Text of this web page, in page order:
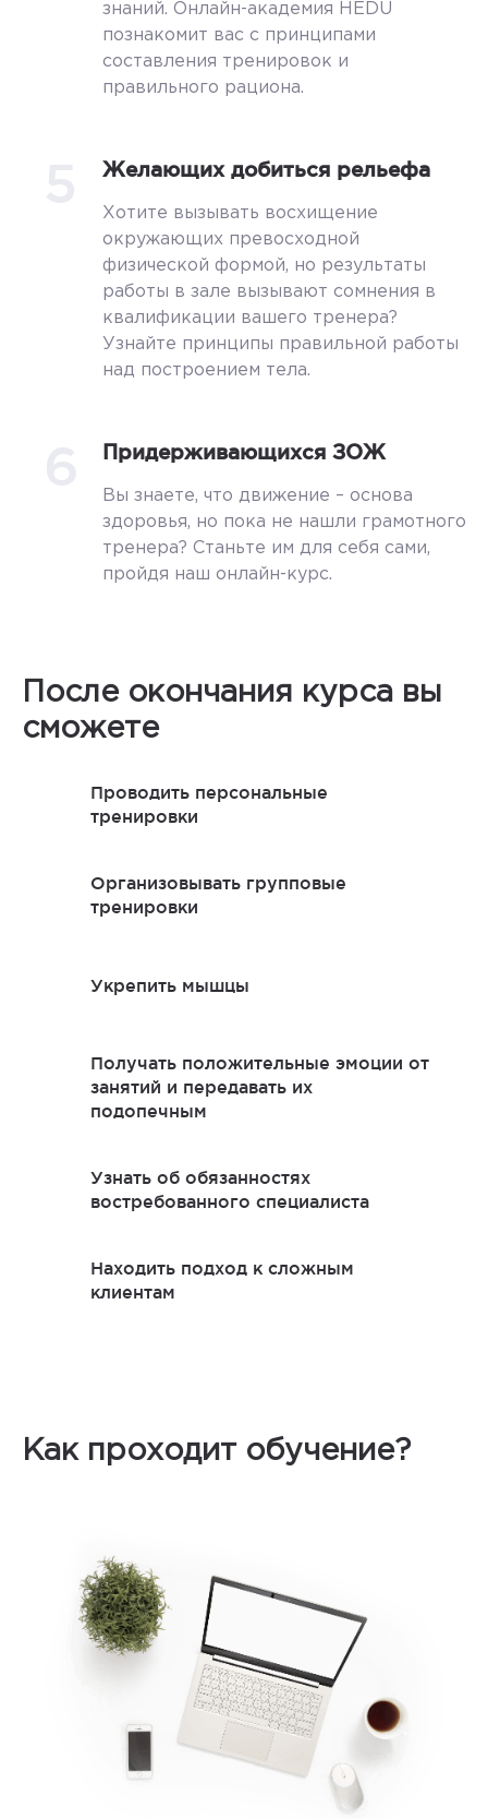
знаний. Онлайн-академия HEDU
познакомит вас с принципами
составления тренировок и
правильного рациона.
Желающих добиться рельефа
Хотите вызывать восхищение
окружающих превосходной
физической формой, но результаты
работы в зале вызывают сомнения в
квалификации вашего тренера?
Узнайте принципы правильной работы
над построением тела.
Придерживающихся ЗОЖ
Вы знаете, что движение – основа
здоровья, но пока не нашли грамотного
тренера? Станьте им для себя сами,
пройдя наш онлайн-курс.
После окончания курса вы
сможете
Проводить персональные
тренировки
Организовывать групповые
тренировки
Укрепить мышцы
Получать положительные эмоции от
занятий и передавать их
подопечным
Узнать об обязанностях
востребованного специалиста
Находить подход к сложным
клиентам
Как проходит обучение?